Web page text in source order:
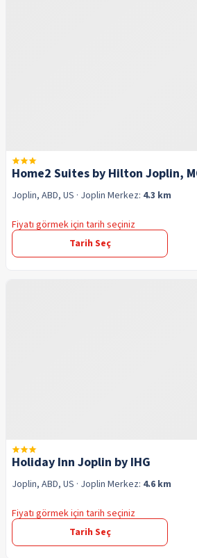
Home2 Suites by Hilton Joplin,
Joplin, ABD, US · Joplin Merkez: 4.3 km
Fiyatı görmek için tarih seçiniz
Tarih Seç
Holiday Inn Joplin by IHG
Joplin, ABD, US · Joplin Merkez: 4.6 km
Fiyatı görmek için tarih seçiniz
Tarih Seç